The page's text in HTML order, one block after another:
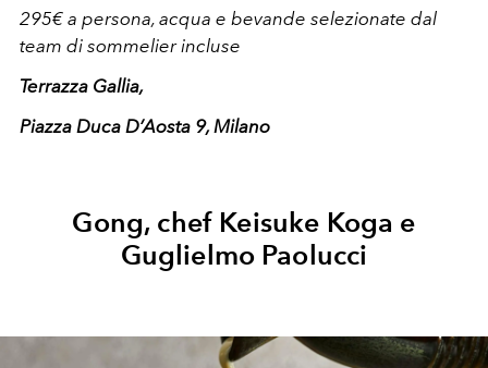
295€ a persona, acqua e bevande selezionate dal
team di sommelier incluse
Terrazza Gallia,
Piazza Duca D’Aosta 9, Milano
Gong, chef Keisuke Koga e
Guglielmo Paolucci